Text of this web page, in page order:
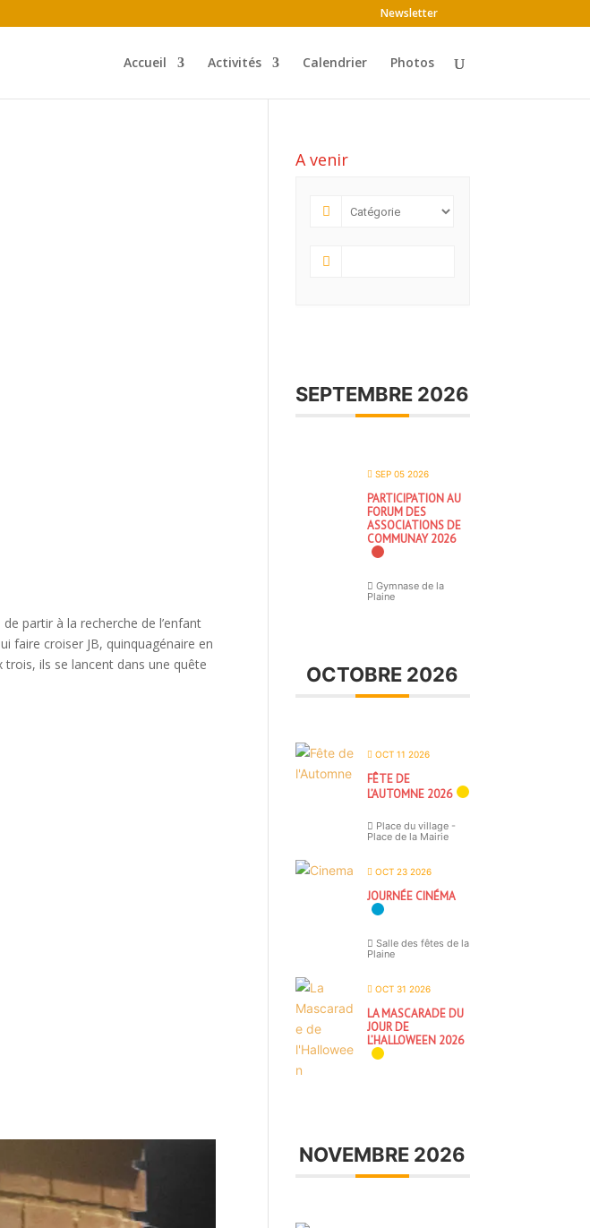
Newsletter
Accueil Activités Calendrier Photos
partir à la recherche de l’enfant
faire croiser JB, quinquagénaire en
ils se lancent dans une quête
A venir
SEPTEMBRE 2026
SEP 05 2026
PARTICIPATION AU
FORUM DES
ASSOCIATIONS DE
COMMUNAY 2026
Gymnase de la
Plaine
OCTOBRE 2026
OCT 11 2026
FÊTE DE
L’AUTOMNE 2026
Place du village -
Place de la Mairie
OCT 23 2026
JOURNÉE CINÉMA
Salle des fêtes de la
Plaine
OCT 31 2026
LA MASCARADE DU
JOUR DE
L’HALLOWEEN 2026
NOVEMBRE 2026